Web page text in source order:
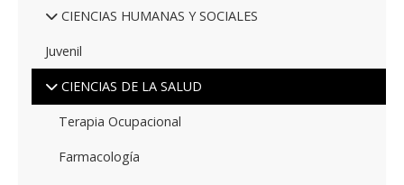
CIENCIAS HUMANAS Y SOCIALES
Juvenil
CIENCIAS DE LA SALUD
Terapia Ocupacional
Farmacología